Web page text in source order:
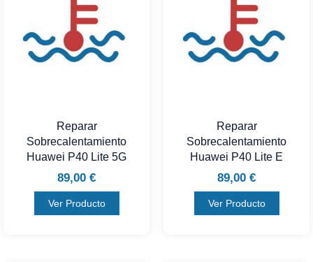
Reparar
Sobrecalentamiento
Huawei P40 Lite 5G
89,00 €
Ver Producto
Reparar
Sobrecalentamiento
Huawei P40 Lite E
89,00 €
Ver Producto